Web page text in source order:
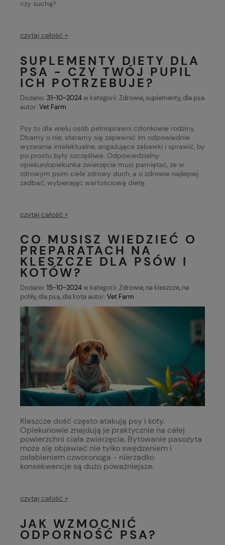
czy suchą?
czytaj całość »
SUPLEMENTY DIETY DLA
PSA - CZY TWÓJ PUPIL
ICH POTRZEBUJE?
Dodano: 31-10-2024w kategorii: Zdrowie, suplementy,dla psa
autor: Vet Farm
Psy to dla wielu osób pełnoprawni członkowie rodziny.
Dbamy o nie, staramy się zapewnić im odpowiednie
wyzwania intelektualne, angażujące zabawki i sprawić, by
po prostu były szczęśliwe. Odpowiedzialny
opiekun/opiekunka zwierzęcia musi pamiętać, że w
zdrowym psim ciele zdrowy duch, a o zdrowie najlepiej
zadbać, wybierając wartościową dietę.
czytaj całość »
CO MUSISZ WIEDZIEĆ O
PREPARATACH NA
KLESZCZE DLA PSÓW I
KOTÓW?
Dodano: 15-10-2024w kategorii: Zdrowie, na kleszcze, na
pchły,dla psa,dla kota autor: Vet Farm
Kleszcze dość często atakują psy i koty.
Opiekunowie znajdują je praktycznie na całej
powierzchni ciała zwierzęcia. Bytowanie pasożyta
może się objawiać nie tylko swędzeniem i
osłabieniem czworonoga - nierzadko
konsekwencje są dużo poważniejsze.
czytaj całość »
JAK WZMOCNIĆ
ODPORNOŚĆ PSA?